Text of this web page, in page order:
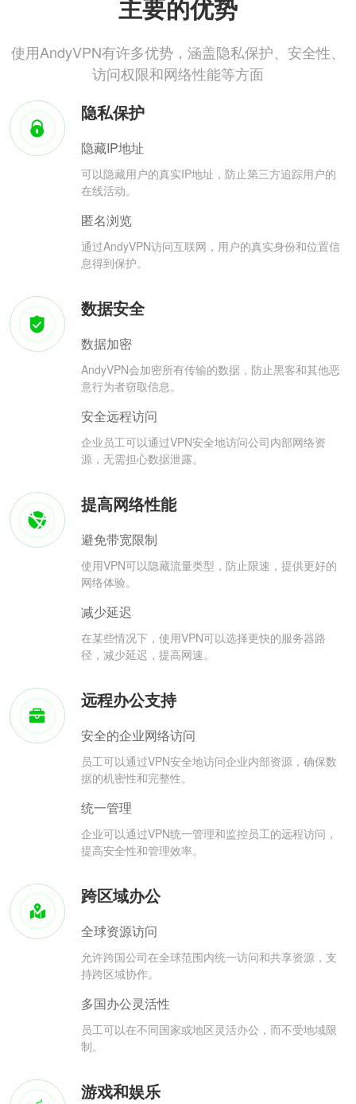
主要的优势
使用AndyVPN有许多优势，涵盖隐私保护、安全性、
访问权限和网络性能等方面
隐私保护
隐藏IP地址
可以隐藏用户的真实IP地址，防止第三方追踪用户的
在线活动。
匿名浏览
通过AndyVPN访问互联网，用户的真实身份和位置信
息得到保护。
数据安全
数据加密
AndyVPN会加密所有传输的数据，防止黑客和其他恶
意行为者窃取信息。
安全远程访问
企业员工可以通过VPN安全地访问公司内部网络资
源，无需担心数据泄露。
提高网络性能
避免带宽限制
使用VPN可以隐藏流量类型，防止限速，提供更好的
网络体验。
减少延迟
在某些情况下，使用VPN可以选择更快的服务器路
径，减少延迟，提高网速。
远程办公支持
安全的企业网络访问
员工可以通过VPN安全地访问企业内部资源，确保数
据的机密性和完整性。
统一管理
企业可以通过VPN统一管理和监控员工的远程访问，
提高安全性和管理效率。
跨区域办公
全球资源访问
允许跨国公司在全球范围内统一访问和共享资源，支
持跨区域协作。
多国办公灵活性
员工可以在不同国家或地区灵活办公，而不受地域限
制。
游戏和娱乐